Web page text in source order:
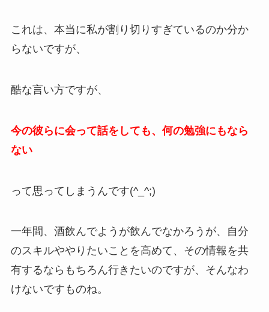
これは、本当に私が割り切りすぎているのか分か
らないですが、
酷な言い方ですが、
今の彼らに会って話をしても、何の勉強にもなら
ない
って思ってしまうんです(^_^;)
一年間、酒飲んでようが飲んでなかろうが、自分
のスキルややりたいことを高めて、その情報を共
有するならもちろん行きたいのですが、そんなわ
けないですものね。